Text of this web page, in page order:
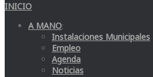
INICIO
A MANO:
Instalaciones Municipales
Empleo
Agenda
Noticias